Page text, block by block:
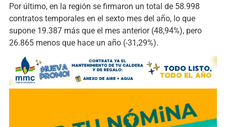
Por último, en la región se firmaron un total de 58.998
contratos temporales en el sexto mes del año, lo que
supone 19.387 más que el mes anterior (48,94%), pero
26.865 menos que hace un año (-31,29%).